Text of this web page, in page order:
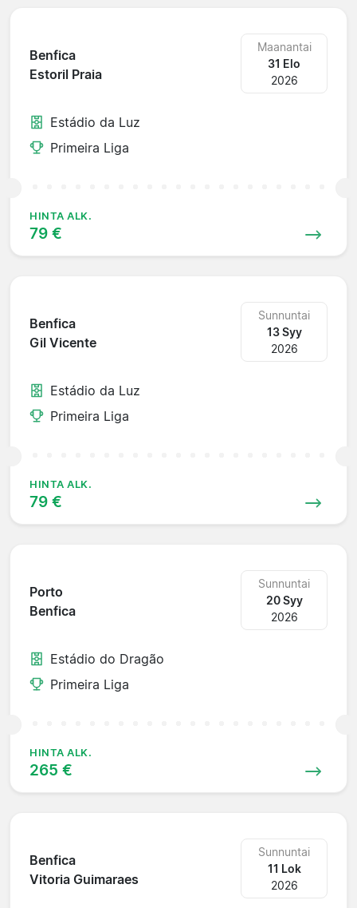
Benfica
Estoril Praia
Maanantai
31 Elo
2026
Estádio da Luz
Primeira Liga
HINTA ALK.
79 €
Benfica
Gil Vicente
Sunnuntai
13 Syy
2026
Estádio da Luz
Primeira Liga
HINTA ALK.
79 €
Porto
Benfica
Sunnuntai
20 Syy
2026
Estádio do Dragão
Primeira Liga
HINTA ALK.
265 €
Benfica
Vitoria Guimaraes
Sunnuntai
11 Lok
2026